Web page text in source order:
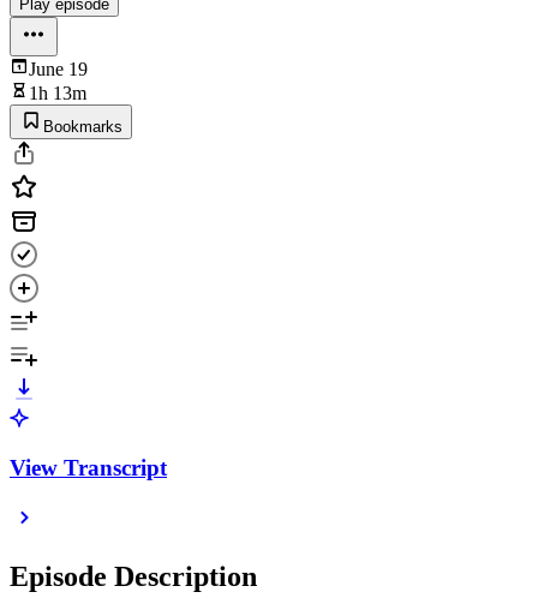
Play episode
June 19
1h 13m
Bookmarks
View Transcript
Episode Description